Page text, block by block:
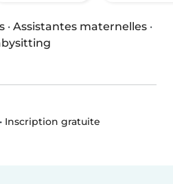
· Assistantes maternelles ·
• Inscription gratuite